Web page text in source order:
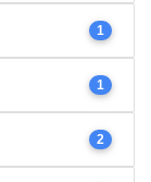
1
1
2